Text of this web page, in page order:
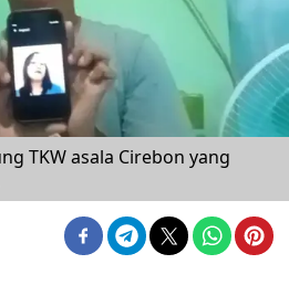
TKW asala Cirebon yang